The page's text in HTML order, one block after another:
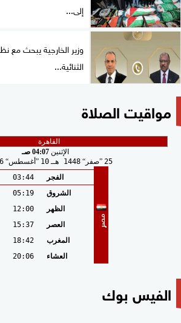
إلى...
وزير الخارجية يبحث مع
الثنائية...
مواقيت الصلاة
الإثنين 04:07 صـ
25
صفر 1448 هـ 10 أغسطس
مصر
الفجر
03:44
الشروق
05:19
الظهر
12:00
العصر
15:37
المغرب
18:42
العشاء
20:06
الفيس بوك